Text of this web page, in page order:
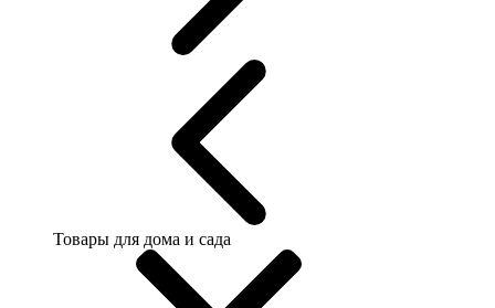
Товары для дома и сада